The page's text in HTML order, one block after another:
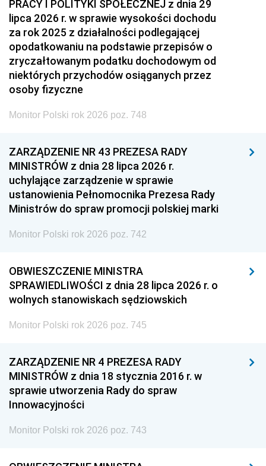
PRACY I POLITYKI SPOŁECZNEJ z dnia 29
lipca 2026 r. w sprawie wysokości dochodu
za rok 2025 z działalności podlegającej
opodatkowaniu na podstawie przepisów o
zryczałtowanym podatku dochodowym od
niektórych przychodów osiąganych przez
osoby fizyczne
Monitor Polski rok 2026 poz. 748
ZARZĄDZENIE NR 43 PREZESA RADY
MINISTRÓW z dnia 28 lipca 2026 r.
uchylające zarządzenie w sprawie
ustanowienia Pełnomocnika Prezesa Rady
Ministrów do spraw promocji polskiej marki
Monitor Polski rok 2026 poz. 742
OBWIESZCZENIE MINISTRA
SPRAWIEDLIWOŚCI z dnia 28 lipca 2026 r. o
wolnych stanowiskach sędziowskich
Monitor Polski rok 2026 poz. 745
ZARZĄDZENIE NR 4 PREZESA RADY
MINISTRÓW z dnia 18 stycznia 2016 r. w
sprawie utworzenia Rady do spraw
Innowacyjności
Monitor Polski rok 2026 poz. 743